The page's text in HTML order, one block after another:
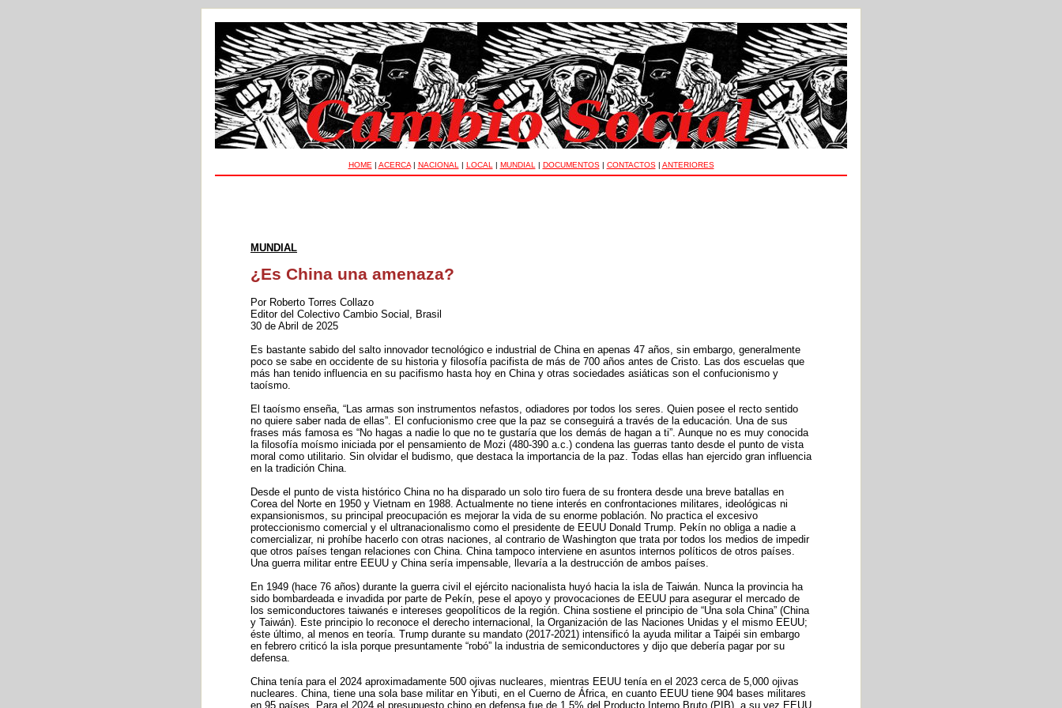
HOME | ACERCA| NACIONAL | LOCAL | MUNDIAL | DOCUMENTOS| CONTACTOS| ANTERIORES
MUNDIAL
¿Es China una amenaza?
Por Roberto Torres Collazo
Editor del Colectivo Cambio Social, Brasil
30 de Abril de 2025
Es bastante sabido del salto innovador tecnológico e industrial de China en apenas 47 años, sin embargo, generalmente
poco se sabe en occidente de su historia y filosofía pacifista de más de 700 años antes de Cristo. Las dos escuelas que
más han tenido influencia en su pacifismo hasta hoy en China y otras sociedades asiáticas son el confucionismo y
taoísmo.
El taoísmo enseña, “Las armas son instrumentos nefastos, odiadores por todos los seres. Quien posee el recto sentido
no quiere saber nada de ellas”. El confucionismo cree que la paz se conseguirá a través de la educación. Una de sus
frases más famosa es “No hagas a nadie lo que no te gustaría que los demás de hagan a ti”. Aunque no es muy conocida
la filosofía moísmo iniciada por el pensamiento de Mozi (480-390 a.c.) condena las guerras tanto desde el punto de vista
moral como utilitario. Sin olvidar el budismo, que destaca la importancia de la paz. Todas ellas han ejercido gran influencia
en la tradición China.
Desde el punto de vista histórico China no ha disparado un solo tiro fuera de su frontera desde una breve batallas en
Corea del Norte en 1950 y Vietnam en 1988. Actualmente no tiene interés en confrontaciones militares, ideológicas ni
expansionismos, su principal preocupación es mejorar la vida de su enorme población. No practica el excesivo
proteccionismo comercial y el ultranacionalismo como el presidente de EEUU Donald Trump. Pekín no obliga a nadie a
comercializar, ni prohíbe hacerlo con otras naciones, al contrario de Washington que trata por todos los medios de impedir
que otros países tengan relaciones con China. China tampoco interviene en asuntos internos políticos de otros países.
Una guerra militar entre EEUU y China sería impensable, llevaría a la destrucción de ambos países.
En 1949 (hace 76 años) durante la guerra civil el ejército nacionalista huyó hacia la isla de Taiwán. Nunca la provincia ha
sido bombardeada e invadida por parte de Pekín, pese el apoyo y provocaciones de EEUU para asegurar el mercado de
los semiconductores taiwanés e intereses geopolíticos de la región. China sostiene el principio de “Una sola China” (China
y Taiwán). Este principio lo reconoce el derecho internacional, la Organización de las Naciones Unidas y el mismo EEUU;
éste último, al menos en teoría. Trump durante su mandato (2017-2021) intensificó la ayuda militar a Taipéi sin embargo
en febrero criticó la isla porque presuntamente “robó” la industria de semiconductores y dijo que debería pagar por su
defensa.
China tenía para el 2024 aproximadamente 500 ojivas nucleares, mientras EEUU tenía en el 2023 cerca de 5,000 ojivas
nucleares. China, tiene una sola base militar en Yibuti, en el Cuerno de África, en cuanto EEUU tiene 904 bases militares
en 95 países. Para el 2024 el presupuesto chino en defensa fue de 1,5% del Producto Interno Bruto (PIB), a su vez EEUU